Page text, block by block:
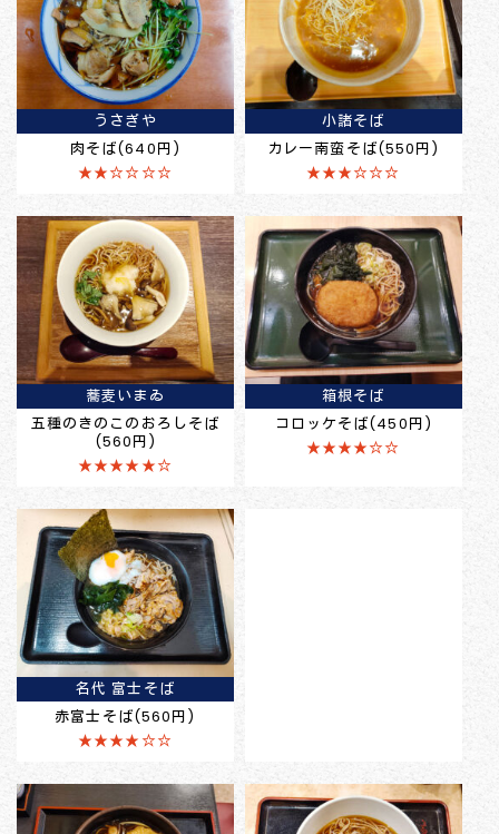
うさぎや
肉そば(640円)
★★☆☆☆☆
小諸そば
カレー南蛮そば(550円)
★★★☆☆☆
蕎麦いまゐ
五種のきのこのおろしそば
(560円)
★★★★★☆
箱根そば
コロッケそば(450円)
★★★★☆☆
名代 富士そば
赤富士そば(560円)
★★★★☆☆